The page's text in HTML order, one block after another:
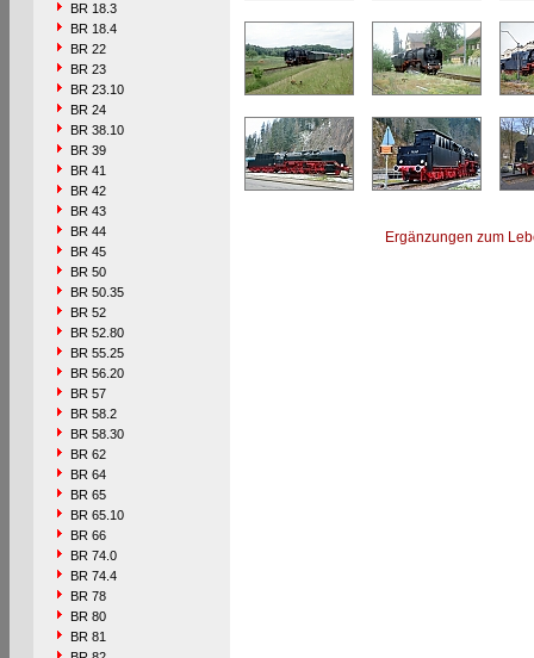
BR 18.3
BR 18.4
BR 22
BR 23
BR 23.10
BR 24
BR 38.10
BR 39
BR 41
BR 42
BR 43
BR 44
BR 45
BR 50
BR 50.35
BR 52
BR 52.80
BR 55.25
BR 56.20
BR 57
BR 58.2
BR 58.30
BR 62
BR 64
BR 65
BR 65.10
BR 66
BR 74.0
BR 74.4
BR 78
BR 80
BR 81
Ergänzungen zum